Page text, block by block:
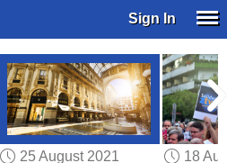
Sign In
25 August 2021
18